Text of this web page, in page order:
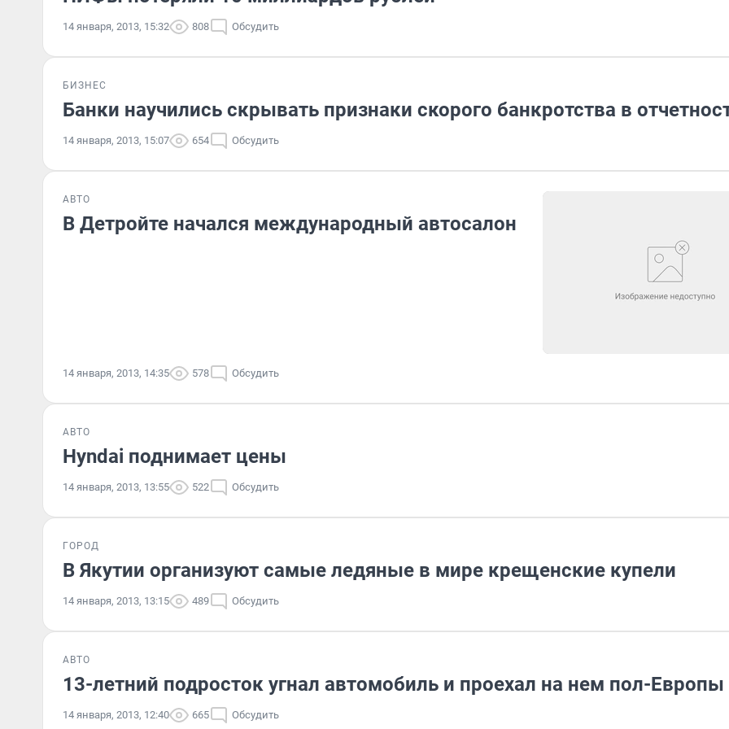
14 января, 2013, 15:32 808 Обсудить
БИЗНЕС
Банки научились скрывать признаки скорого банкротства в
14 января, 2013, 15:07 654 Обсудить
АВТО
В Детройте начался международный автосалон
14 января, 2013, 14:35 578 Обсудить
АВТО
Hyndai поднимает цены
14 января, 2013, 13:55 522 Обсудить
ГОРОД
В Якутии организуют самые ледяные в мире крещенские купели
14 января, 2013, 13:15 489 Обсудить
АВТО
13-летний подросток угнал автомобиль и проехал на нем пол-Европы
14 января, 2013, 12:40 665 Обсудить